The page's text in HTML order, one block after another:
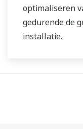
optimaliseren
gedurende de
installatie.